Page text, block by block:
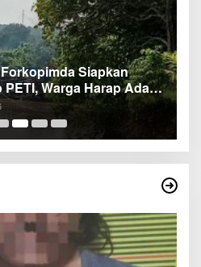
Siapkan
Warga Harap Ada
TNI dan Mabes polri